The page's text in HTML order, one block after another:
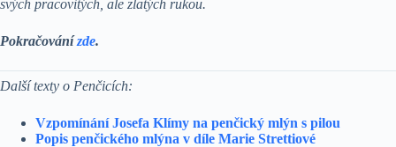
svých pracovitých, ale zlatých rukou.
Pokračovánízde.
Další texty o Penčicích:
Vzpomínání Josefa Klímy na penčický mlýn s pilou
Popis penčického mlýna v díle Marie Strettiové